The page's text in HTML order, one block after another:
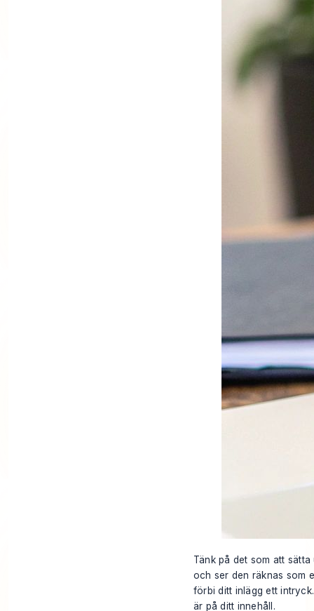
Tänk på det som att
och ser den räknas som
förbi ditt inlägg ett
är på ditt innehåll.